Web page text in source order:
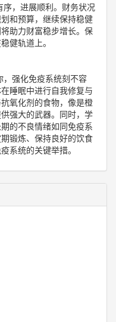
，进展顺利。财务状况
和预算，继续保持稳健
助力财富稳步增长。保
健轨道上。
强化免疫系统刻不容
睡眠中进行自我修复与
氧化剂的食物，像是橙
强大的武器。同时，学
的不良情绪如同免疫系
锻炼、保持良好的饮食
系统的关键举措。